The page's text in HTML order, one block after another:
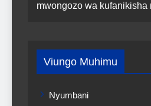
mwongozo wa kufanikisha
Viungo Muhimu
Nyumbani